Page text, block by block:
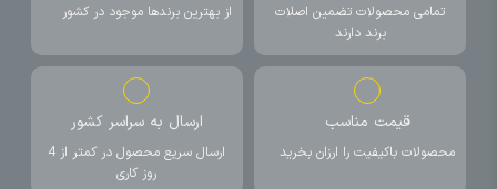
تمامی محصولات تضمین اصلات
برند دارند
از بهترین برندها موجود در کشور
قیمت مناسب
محصولات باکیفیت را ارزان بخرید
ارسال به سراسر کشور
ارسال سریع محصول در کمتر از 4
روز کاری